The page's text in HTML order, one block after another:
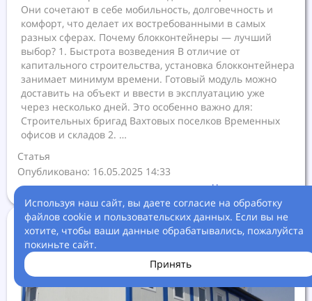
Используя наш сайт, вы даете согласие на обработку
файлов cookie и пользовательских данных. Если вы не
хотите, чтобы ваши данные обрабатывались, пожалуйста
покиньте сайт.
Принять
Они сочетают в себе мобильность, долговечность и
комфорт, что делает их востребованными в самых
разных сферах. Почему блокконтейнеры — лучший
выбор? 1. Быстрота возведения В отличие от
капитального строительства, установка блокконтейнера
занимает минимум времени. Готовый модуль можно
доставить на объект и ввести в эксплуатацию уже
через несколько дней. Это особенно важно для:
Строительных бригад Вахтовых поселков Временных
офисов и складов 2. …
Статья
Опубликовано: 16.05.2025 14:33
Читать далее ...